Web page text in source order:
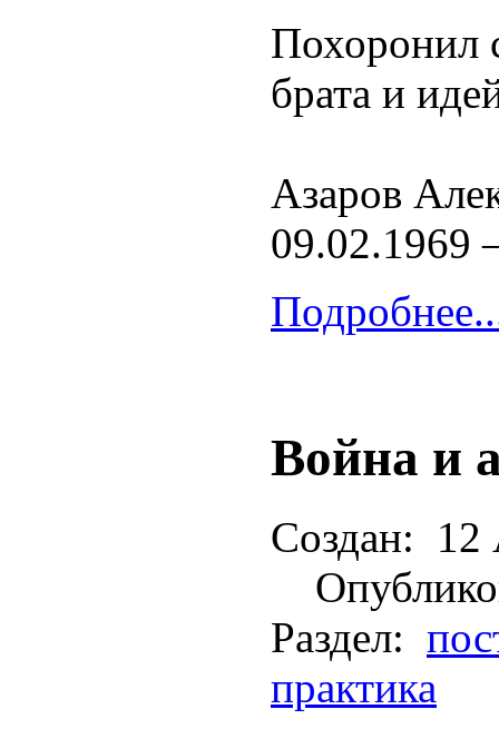
Похоронил
брата и
Азаров
09.02.1969
Война и
Создан:
12
Раздел:
практика